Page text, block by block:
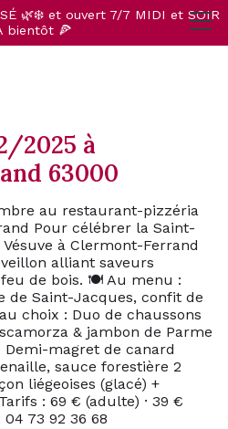
🌿❄️ et ouvert 7/7 MIDI et SOIR
bientôt 🍕
2025 à
63000
au restaurant-pizzéria
Pour célébrer la Saint-
à Clermont-Ferrand
alliant saveurs
de bois. 🍽️ Au menu :
de Saint-Jacques, confit de
choix : Duo de chaussons
& jambon de Parme
magret de canard
sauce forestière 2
liégeoises (glacé) +
: 69 € (adulte) · 39 €
73 92 36 68